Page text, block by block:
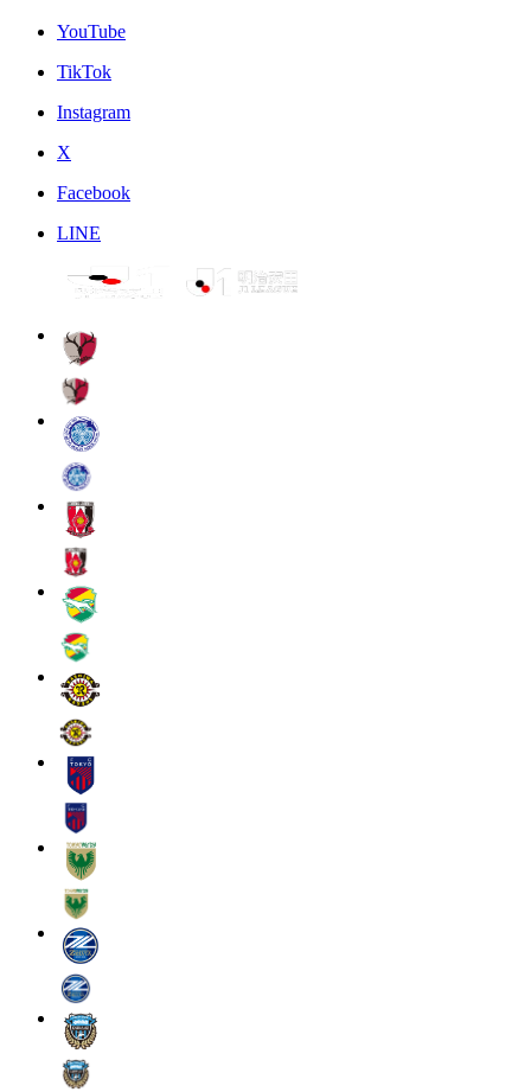
YouTube
TikTok
Instagram
X
Facebook
LINE